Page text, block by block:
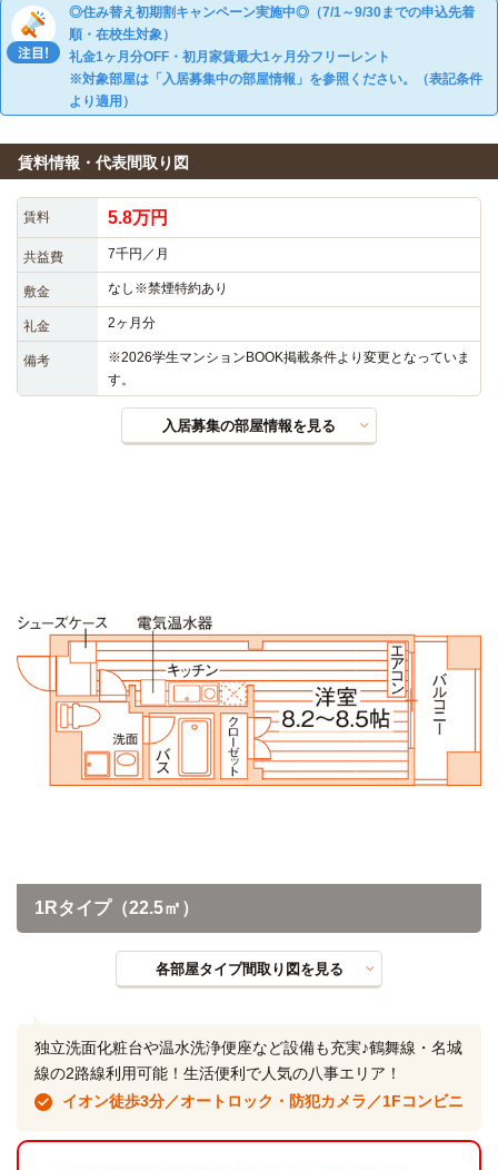
◎住み替え初期割キャンペーン実施中◎（7/1～9/30までの申込先着
順・在校生対象）
礼金1ヶ月分OFF・初月家賃最大1ヶ月分フリーレント
※対象部屋は「入居募集中の部屋情報」を参照ください。（表記条件
より適用）
賃料情報・代表間取り図
賃料 5.8万円
共益費 7千円／月
敷金 なし※禁煙特約あり
礼金 2ヶ月分
備考
※2026学生マンションBOOK掲載条件より変更となっていま
す。
入居募集の部屋情報を見る
1Rタイプ（22.5㎡）
各部屋タイプ間取り図を見る
独立洗面化粧台や温水洗浄便座など設備も充実♪鶴舞線・名城
線の2路線利用可能！生活便利で人気の八事エリア！
イオン徒歩3分／オートロック・防犯カメラ／1Fコンビニ